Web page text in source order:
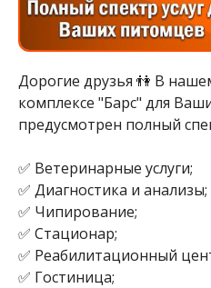
Дорогие друзья 👫 В
комплексе "Барс" для
предусмотрен полный
✅ Ветеринарные услуги;
✅ Диагностика и анализы;
✅ Чипирование;
✅ Стационар;
✅ Реабилитационный
✅ Гостиница;